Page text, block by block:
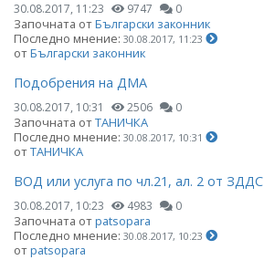
30.08.2017, 11:23 9747 0
Започната отБългарски законник
Последно мнение: 30.08.2017, 11:23
отБългарски законник
Подобрения на ДМА
30.08.2017, 10:31 2506 0
Започната отТАНИЧКА
Последно мнение: 30.08.2017, 10:31
отТАНИЧКА
ВОД или услуга по чл.21, ал. 2 от ЗДДС
30.08.2017, 10:23 4983 0
Започната отpatsopara
Последно мнение: 30.08.2017, 10:23
отpatsopara